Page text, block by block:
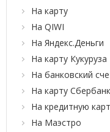
На карту
На QIWI
На Яндекс.Деньги
На карту Кукуруза
На банковский
На карту
На кредитную
На Маэстро